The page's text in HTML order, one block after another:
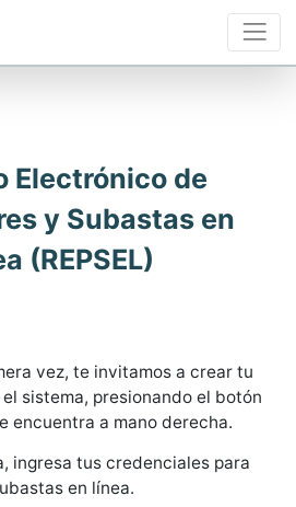
Electrónico de
y Subastas en
(REPSEL)
vez, te invitamos a crear tu
sistema, presionando el botón
encuentra a mano derecha.
ingresa tus credenciales para
en línea.